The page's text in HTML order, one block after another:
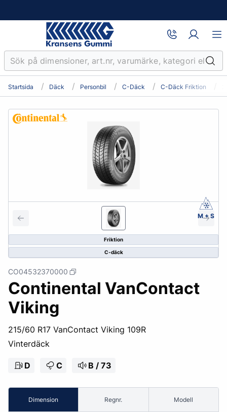
Startsida Däck Personbil C-Däck C-Däck Friktion
Friktion
C-däck
M + S
CO04532370000
Continental VanContact
Viking
215/60 R17 VanContact Viking 109R
Vinterdäck
D C B / 73
Dimension Regnr. Modell